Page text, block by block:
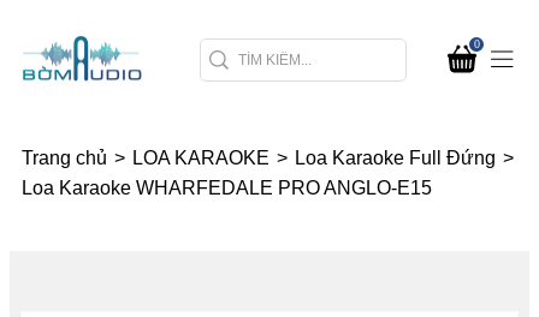
0
Trang chủ > LOA KARAOKE > Loa Karaoke Full Đứng >
Loa Karaoke WHARFEDALE PRO ANGLO-E15